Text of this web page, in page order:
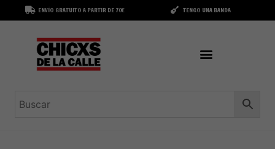
ENVÍO GRATUITO A PARTIR DE 70€ TENGO UNA BANDA